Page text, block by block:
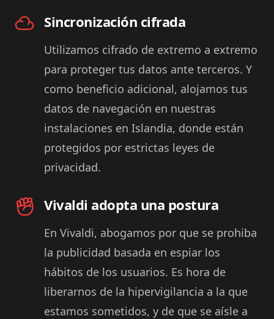
Sincronización cifrada
Utilizamos cifrado de extremo a extremo
para proteger tus datos ante terceros. Y
como beneficio adicional, alojamos tus
datos de navegación en nuestras
instalaciones en Islandia, donde están
protegidos por estrictas leyes de
privacidad.
Vivaldi adopta una postura
En Vivaldi, abogamos por que se prohiba
la publicidad basada en espiar los
hábitos de los usuarios. Es hora de
liberarnos de la hipervigilancia a la que
estamos sometidos, y de que se aísle a